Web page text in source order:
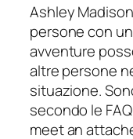
Ashley
persone con
avventure
altre persone
situazione.
secondo le
meet an